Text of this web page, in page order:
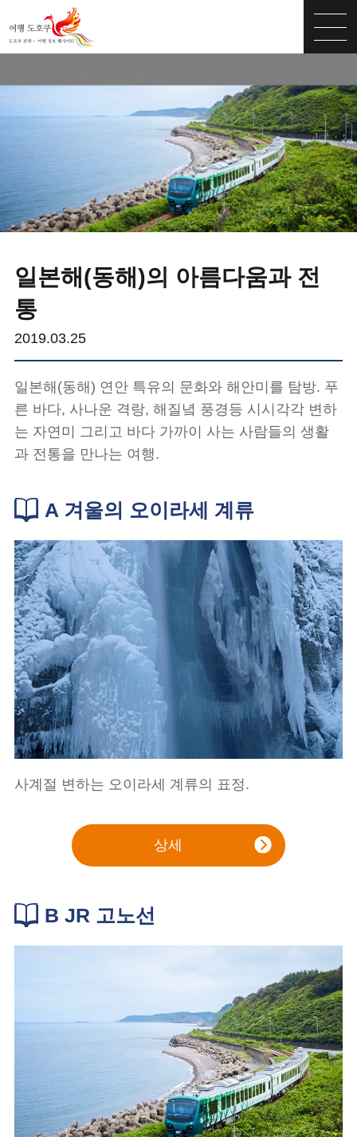
일본해(동해)의 아름다움과 전
통
2019.03.25
일본해(동해) 연안 특유의 문화와 해안미를 탐방. 푸
른 바다, 사나운 격랑, 해질녘 풍경등 시시각각 변하
는 자연미 그리고 바다 가까이 사는 사람들의 생활
과 전통을 만나는 여행.
A 겨울의 오이라세 계류
사계절 변하는 오이라세 계류의 표정.
상세
B JR 고노선